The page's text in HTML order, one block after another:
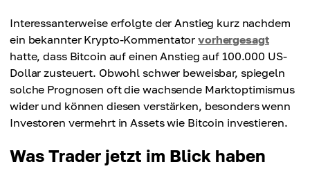
Interessanterweise erfolgte der Anstieg kurz nachdem
ein bekannter Krypto-Kommentatorvorhergesagt
hatte, dass Bitcoin auf einen Anstieg auf 100.000 US-
Dollar zusteuert. Obwohl schwer beweisbar, spiegeln
solche Prognosen oft die wachsende Marktoptimismus
wider und können diesen verstärken, besonders wenn
Investoren vermehrt in Assets wie Bitcoin investieren.
Was Trader jetzt im Blick haben